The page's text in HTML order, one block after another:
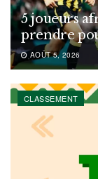
5 joueurs
prendre
AOÛT 5, 2026
CLASSEMENT